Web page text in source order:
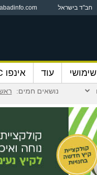
חב"ד בישראל
שימושי עוד אינפו MUSIC
נושאים חמים: